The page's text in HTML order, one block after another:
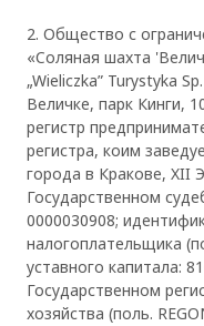
2. Общество с
«Соляная шахта
„Wieliczka” Turystyka
Величке, парк Кинги,
регистр
регистра, коим
города в Кракове, XII
Государственном
0000030908;
налогоплательщика
уставного капитала:
Государственном
хозяйства (поль.